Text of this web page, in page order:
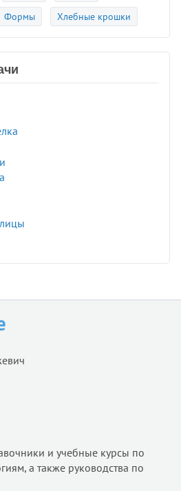
Формы Хлебные крошки
и учебные курсы по
а также руководства по